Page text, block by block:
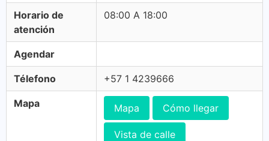
Horario de
atención
08:00 A 18:00
Agendar
Télefono +57 1 4239666
Mapa Mapa Cómo llegar
Vista de calle